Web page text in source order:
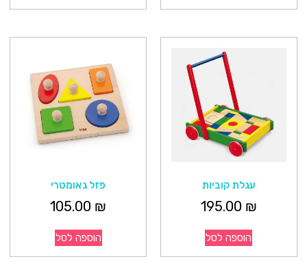
עגלת קוביות
195.00 ₪
הוספה לסל
פזל גאומטרי
105.00 ₪
הוספה לסל